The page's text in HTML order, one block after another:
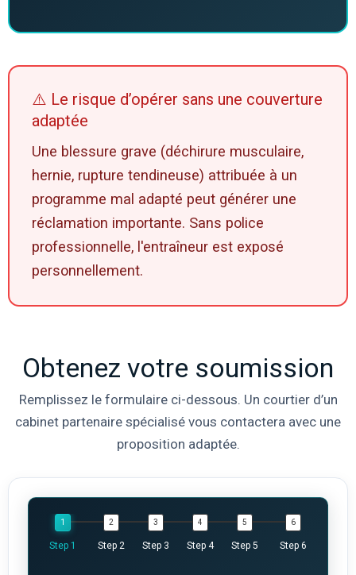
⚠️ Le risque d’opérer sans une couverture
adaptée
Une blessure grave (déchirure musculaire,
hernie, rupture tendineuse) attribuée à un
programme mal adapté peut générer une
réclamation importante. Sans police
professionnelle, l'entraîneur est exposé
personnellement.
Obtenez votre soumission
Remplissez le formulaire ci-dessous. Un courtier d’un
cabinet partenaire spécialisé vous contactera avec une
proposition adaptée.
Step 1 Step 2 Step 3 Step 4 Step 5 Step 6